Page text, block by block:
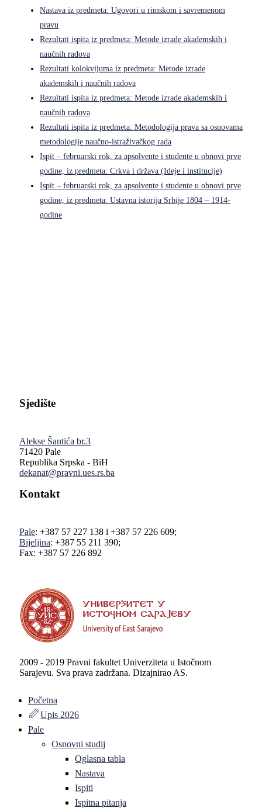
Nastava iz predmeta: Ugovori u rimskom i savremenom
pravu
Rezultati ispita iz predmeta: Metode izrade akademskih i
naučnih radova
Rezultati kolokvijuma iz predmeta: Metode izrade
akademskih i naučnih radova
Rezultati ispita iz predmeta: Metode izrade akademskih i
naučnih radova
Rezultati ispita iz predmeta: Metodologija prava sa osnovama
metodologije naučno-istraživačkog rada
Ispit – februarski rok, za apsolvente i studente u obnovi prve
godine, iz predmeta: Crkva i država (Ideje i institucije)
Ispit – februarski rok, za apsolvente i studente u obnovi prve
godine, iz predmeta: Ustavna istorija Srbije 1804 – 1914-
godine
Sjedište
Alekse Šantića br.3
71420 Pale
Republika Srpska - BiH
dekanat@pravni.ues.rs.ba
Kontakt
Pale: +387 57 227 138 i +387 57 226 609;
Bijeljina: +387 55 211 390;
Fax: +387 57 226 892
2009 - 2019 Pravni fakultet Univerziteta u Istočnom
Sarajevu. Sva prava zadržana. Dizajnirao AS.
Početna
Upis 2026
Pale
Osnovni studij
Oglasna tabla
Nastava
Ispiti
Ispitna pitanja